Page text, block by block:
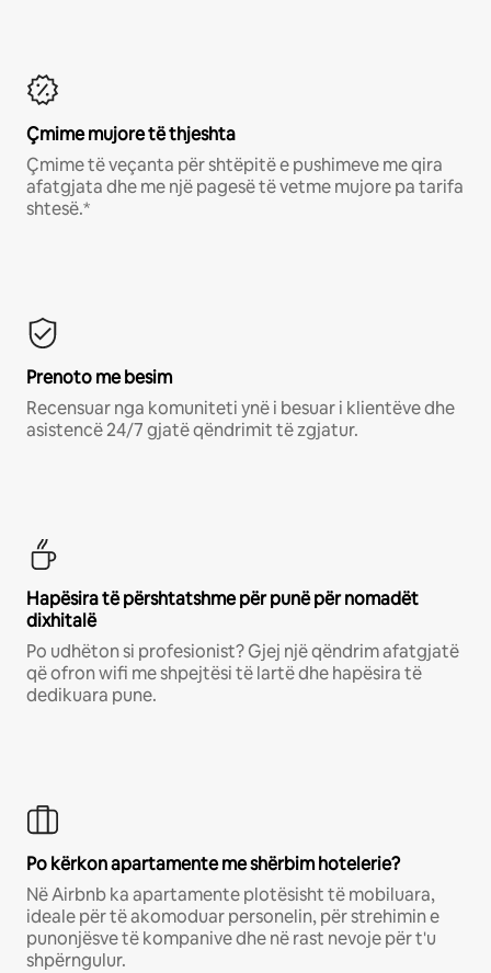
Çmime mujore të thjeshta
Çmime të veçanta për shtëpitë e pushimeve me qira
afatgjata dhe me një pagesë të vetme mujore pa tarifa
shtesë.*
Prenoto me besim
Recensuar nga komuniteti ynë i besuar i klientëve dhe
asistencë 24/7 gjatë qëndrimit të zgjatur.
Hapësira të përshtatshme për punë për nomadët
dixhitalë
Po udhëton si profesionist? Gjej një qëndrim afatgjatë
që ofron wifi me shpejtësi të lartë dhe hapësira të
dedikuara pune.
Po kërkon apartamente me shërbim hotelerie?
Në Airbnb ka apartamente plotësisht të mobiluara,
ideale për të akomoduar personelin, për strehimin e
punonjësve të kompanive dhe në rast nevoje për t'u
shpërngulur.